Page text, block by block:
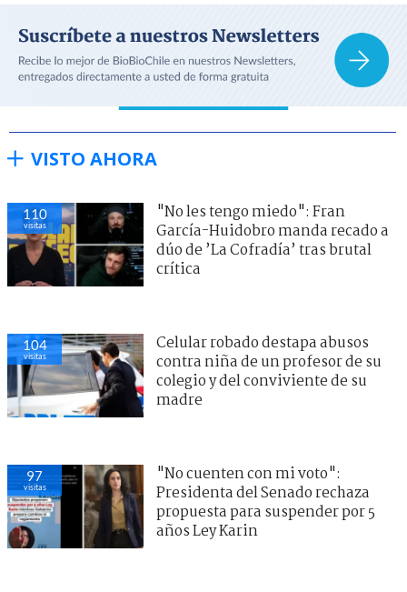
VISTO AHORA
110
visitas
"No les tengo miedo": Fran
García-Huidobro manda recado a
dúo de ’La Cofradía’ tras brutal
crítica
104
visitas
Celular robado destapa abusos
contra niña de un profesor de su
colegio y del conviviente de su
madre
97
visitas
"No cuenten con mi voto":
Presidenta del Senado rechaza
propuesta para suspender por 5
años Ley Karin